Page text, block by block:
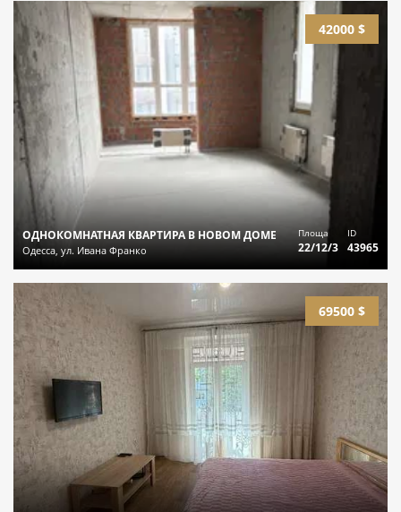
42000 $
ОДНОКОМНАТНАЯ КВАРТИРА В НОВОМ ДОМЕ
Одесса, ул. Ивана Франко
Площа
22/12/3
ID
43965
69500 $